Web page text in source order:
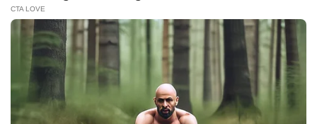
REDAKSI INFORMASI IKLAN
KIRIM KARYA TENTANG KAMI